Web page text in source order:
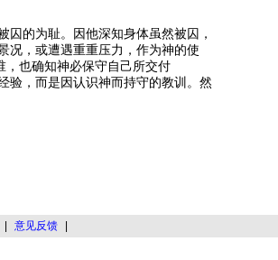
的为耻。因他深知身体虽然被囚，
况，或遭遇重重压力，作为神的使
，也确知神必保守自己所交付
验，而是因认识神而持守的教训。然
| 意见反馈 |